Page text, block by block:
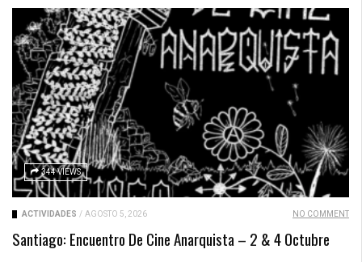
344 VIEWS
ACTIVIDADES / AGOSTO 5, 2026 NO COMMENT
Santiago: Encuentro De Cine Anarquista – 2 & 4 Octubre